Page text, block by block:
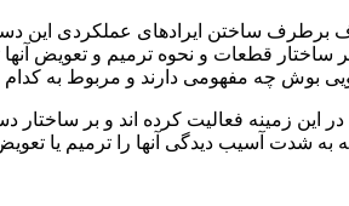
ساختن ایرادهای عملکردی این
بر ساختار قطعات و نحوه ترمیم و تعویض
بوش چه مفهومی دارند و مربوط به
زمینه فعالیت کرده اند و بر
به شدت آسیب دیدگی آنها را ترمیم یا